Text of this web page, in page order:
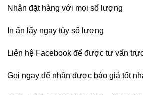
Nhận đặt hàng với mọi số lượng
In ấn lấy ngay tùy số lượng
Liên hệ Facebook để được tư vấn
Gọi ngay để nhận được báo giá tốt